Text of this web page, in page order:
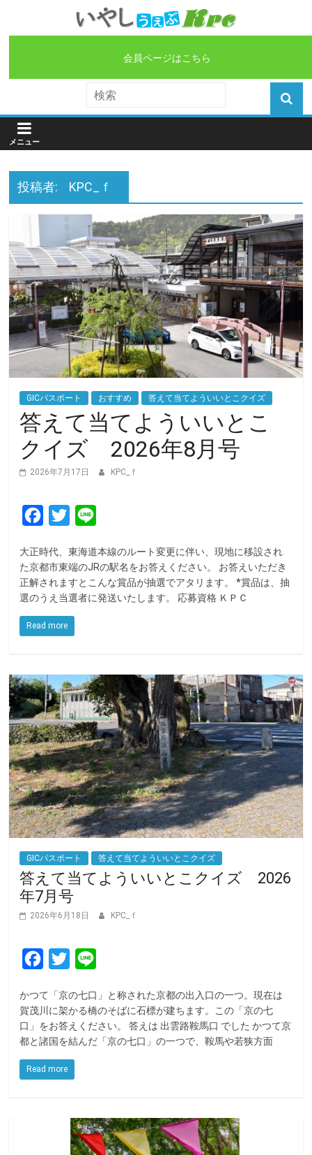
会員ページはこちら
投稿者: KPC_ｆ
GICパスポート おすすめ 答えて当てよういいとこクイズ
答えて当てよういいとこ
クイズ 2026年8月号
2026年7月17日 KPC_ｆ
c
e
b
o
o
T
i
t
t
e
r
n
e
大正時代、東海道本線のルート変更に伴い、現地に移設され
た京都市東端のJRの駅名をお答えください。 お答えいただき
正解されますとこんな賞品が抽選でアタリます。 *賞品は、抽
選のうえ当選者に発送いたします。 応募資格 ＫＰＣ
Read more
GICパスポート 答えて当てよういいとこクイズ
答えて当てよういいとこクイズ 2026
年7月号
2026年6月18日 KPC_ｆ
c
e
b
o
o
T
i
t
t
e
r
n
e
かつて「京の七口」と称された京都の出入口の一つ。現在は
賀茂川に架かる橋のそばに石標が建ちます。この「京の七
口」をお答えください。 答えは 出雲路鞍馬口 でした かつて京
都と諸国を結んだ「京の七口」の一つで、鞍馬や若狭方面
Read more